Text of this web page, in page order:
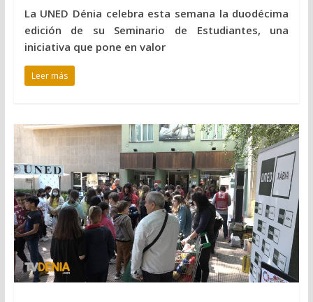
La UNED Dénia celebra esta semana la duodécima
edición de su Seminario de Estudiantes, una
iniciativa que pone en valor
Leer más